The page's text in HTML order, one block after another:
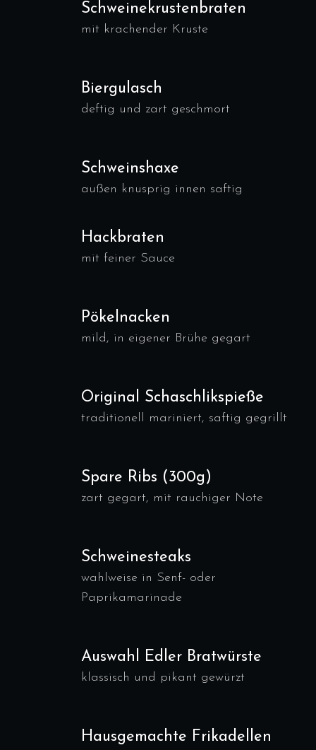
Schweinekrustenbraten
mit krachender Kruste
Biergulasch
deftig und zart geschmort
Schweinshaxe
außen knusprig innen saftig
Hackbraten
mit feiner Sauce
Pökelnacken
mild, in eigener Brühe gegart
Original Schaschlikspieße
traditionell mariniert, saftig gegrillt
Spare Ribs (300g)
zart gegart, mit rauchiger Note
Schweinesteaks
wahlweise in Senf- oder
Paprikamarinade
Auswahl Edler Bratwürste
klassisch und pikant gewürzt
Hausgemachte Frikadellen